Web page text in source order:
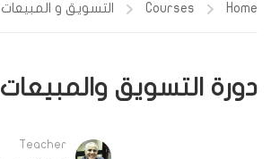
Home
Courses التسويق و المبيعات
دورة التسويق والمبيعات
Teacher